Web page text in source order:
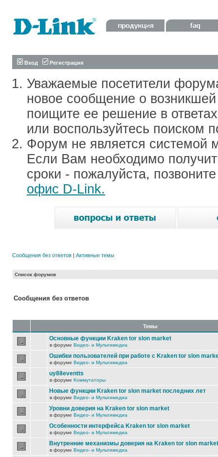
Вход Регистрация
Уважаемые посетители
новое сообщение о
поищите ее решение в
или воспользуйтесь поиском
Форум не является системой
Если Вам необходимо
сроки - пожалуйста,
офис D-Link.
Сообщения без ответов | Активные темы
Список форумов
Сообщения без ответов
Темы
Основные функции Kraken tor slon market
в форуме Видео- и Мультимедиа
Ошибки пользователей при работе с Kraken tor slon
в форуме Видео- и Мультимедиа
uy88eventts
в форуме Коммутаторы
Новые функции Kraken tor slon market последних лет
в форуме Видео- и Мультимедиа
Уровни доверия на Kraken tor slon market
в форуме Видео- и Мультимедиа
Особенности интерфейса Kraken tor slon market
в форуме Видео- и Мультимедиа
Внутренние механизмы доверия на Kraken tor slon market
в форуме Видео- и Мультимедиа